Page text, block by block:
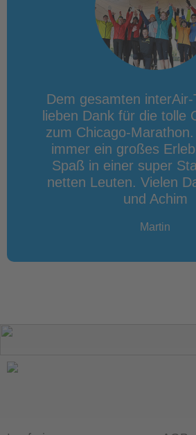
powered by
Usercentrics Consent
Dem gesamten interAir-
lieben Dank für die tolle
zum Chicago-
immer ein großes
Spaß in einer super
netten Leuten. Vielen
und Achim
Martin